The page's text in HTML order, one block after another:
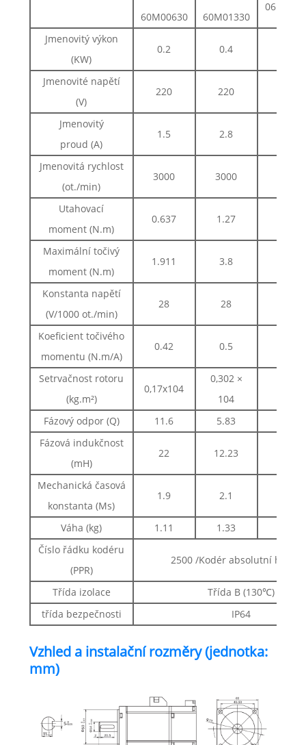
60M00630
60M01330
06L□□-
Jmenovitý výkon
(KW)
0.2 0.4
Jmenovité napětí
(V)
220 220
Jmenovitý
proud (A)
1.5 2.8
Jmenovitá rychlost
(ot./min)
3000 3000
Utahovací
moment (N.m)
0.637 1.27
Maximální točivý
moment (N.m)
1.911 3.8
Konstanta napětí
(V/1000 ot./min)
28 28
Koeficient točivého
momentu (N.m/A)
0.42 0.5
Setrvačnost rotoru
(kg.m²)
0,17x104
0,302 ×
104
Fázový odpor (Q) 11.6 5.83
Fázová indukčnost
(mH)
22 12.23
Mechanická časová
konstanta (Ms)
1.9 2.1
Váha (kg) 1.11 1.33
Číslo řádku kodéru
(PPR)
2500 /Kodér absolutní
Třída izolace
Třída B (130℃)
třída bezpečnosti
IP64
Vzhled a instalační rozměry (jednotka:
mm)